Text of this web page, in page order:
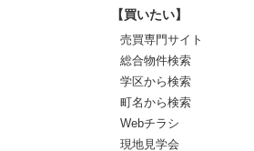
【買いたい】
売買専門サイト
総合物件検索
学区から検索
町名から検索
Webチラシ
現地見学会